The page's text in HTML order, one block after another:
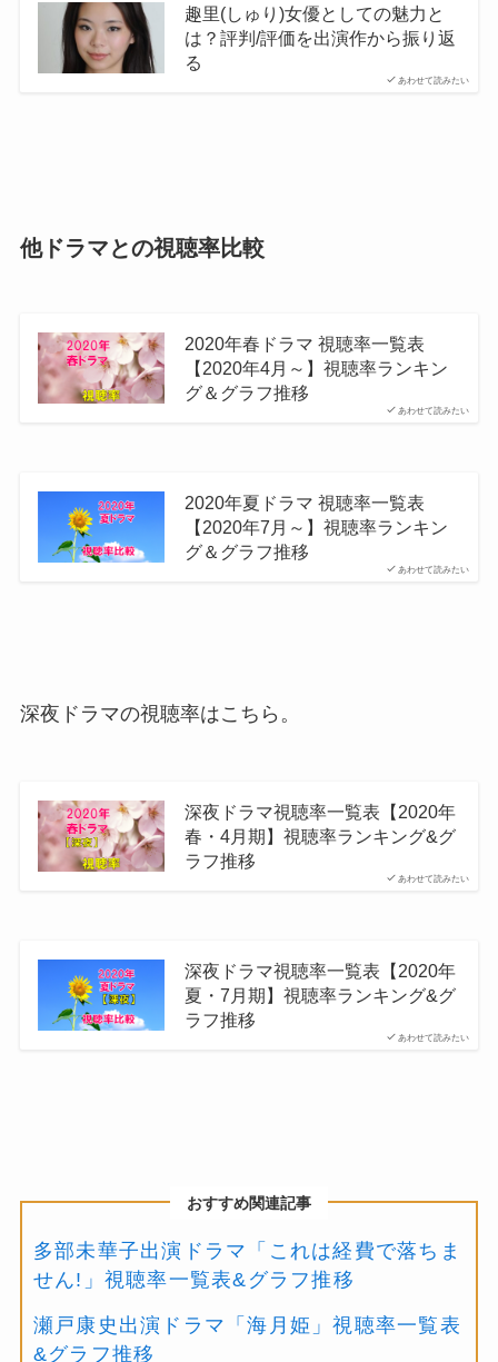
あわせて読みたい
趣里(しゅり)女優としての魅力と
は？評判/評価を出演作から振り返
る
他ドラマとの視聴率比較
あわせて読みたい
2020年春ドラマ 視聴率一覧表
【2020年4月～】視聴率ランキン
グ＆グラフ推移
あわせて読みたい
2020年夏ドラマ 視聴率一覧表
【2020年7月～】視聴率ランキン
グ＆グラフ推移
深夜ドラマの視聴率はこちら。
あわせて読みたい
深夜ドラマ視聴率一覧表【2020年
春・4月期】視聴率ランキング&グ
ラフ推移
あわせて読みたい
深夜ドラマ視聴率一覧表【2020年
夏・7月期】視聴率ランキング&グ
ラフ推移
おすすめ関連記事
多部未華子出演ドラマ「これは経費で落ちま
せん!」視聴率一覧表&グラフ推移
瀬戸康史出演ドラマ「海月姫」視聴率一覧表
&グラフ推移